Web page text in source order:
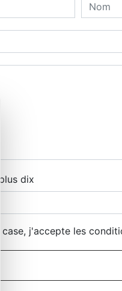
dix
case, j'accepte les